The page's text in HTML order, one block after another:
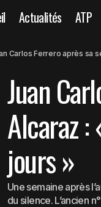
Actualités ATP
à l’ATP
Carlos Ferrero après sa
Juan
Alcaraz :
jours »
Une semaine après
du silence. L’ancien